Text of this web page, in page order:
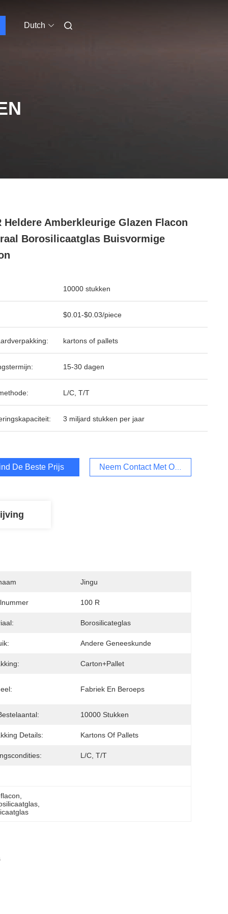
Dutch
Heldere Amberkleurige Glazen Flacon
Borosilicaatglas Buisvormige
10000 stukken
$0.01-$0.03/piece
kartons of pallets
15-30 dagen
L/C, T/T
3 miljard stukken per jaar
De Beste Prijs Neem Contact Met Ons Op
Jingu
100 R
Borosilicateglas
Andere Geneeskunde
Carton+Pallet
Fabriek En Beroeps
10000 Stukken
Details: Kartons Of Pallets
L/C, T/T